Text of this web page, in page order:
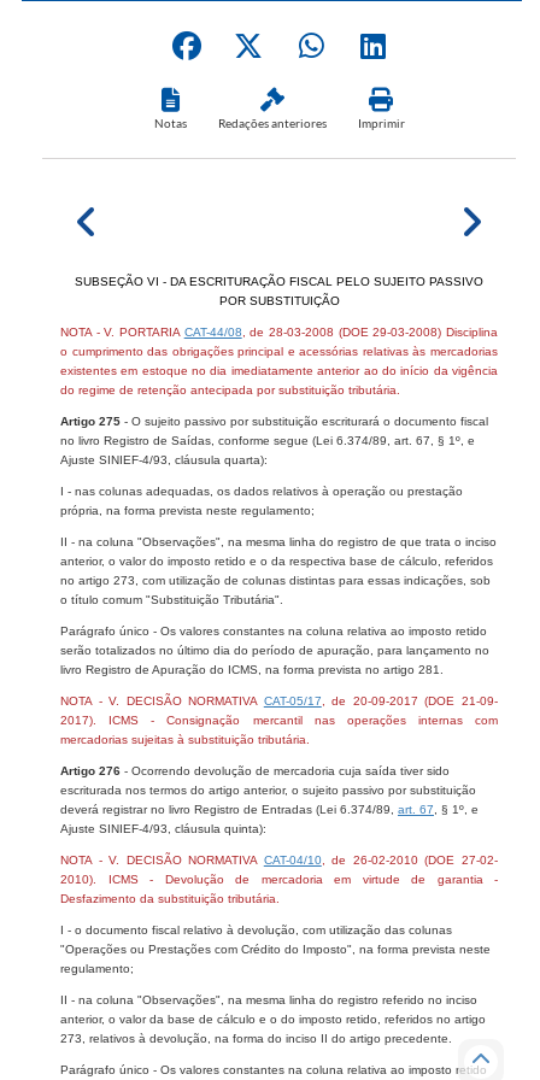
Notas Redações anteriores Imprimir
SUBSEÇÃO VI - DA ESCRITURAÇÃO FISCAL PELO SUJEITO PASSIVO
POR SUBSTITUIÇÃO
NOTA - V. PORTARIA CAT-44/08 , de 28-03-2008 (DOE 29-03-2008) Disciplina
o cumprimento das obrigações principal e acessórias relativas às mercadorias
existentes em estoque no dia imediatamente anterior ao do início da vigência
do regime de retenção antecipada por substituição tributária.
Artigo 275 - O sujeito passivo por substituição escriturará o documento fiscal
no livro Registro de Saídas, conforme segue (Lei 6.374/89, art. 67, § 1º, e
Ajuste SINIEF-4/93, cláusula quarta):
I - nas colunas adequadas, os dados relativos à operação ou prestação
própria, na forma prevista neste regulamento;
II - na coluna "Observações", na mesma linha do registro de que trata o inciso
anterior, o valor do imposto retido e o da respectiva base de cálculo, referidos
no artigo 273, com utilização de colunas distintas para essas indicações, sob
o título comum "Substituição Tributária".
Parágrafo único - Os valores constantes na coluna relativa ao imposto retido
serão totalizados no último dia do período de apuração, para lançamento no
livro Registro de Apuração do ICMS, na forma prevista no artigo 281.
NOTA - V. DECISÃO NORMATIVA CAT-05/17 , de 20-09-2017 (DOE 21-09-
2017). ICMS - Consignação mercantil nas operações internas com
mercadorias sujeitas à substituição tributária.
Artigo 276 - Ocorrendo devolução de mercadoria cuja saída tiver sido
escriturada nos termos do artigo anterior, o sujeito passivo por substituição
deverá registrar no livro Registro de Entradas (Lei 6.374/89, art. 67 , § 1º, e
Ajuste SINIEF-4/93, cláusula quinta):
NOTA - V. DECISÃO NORMATIVA CAT-04/10, de 26-02-2010 (DOE 27-02-
2010). ICMS - Devolução de mercadoria em virtude de garantia -
Desfazimento da substituição tributária.
I - o documento fiscal relativo à devolução, com utilização das colunas
"Operações ou Prestações com Crédito do Imposto", na forma prevista neste
regulamento;
II - na coluna "Observações", na mesma linha do registro referido no inciso
anterior, o valor da base de cálculo e o do imposto retido, referidos no artigo
273, relativos à devolução, na forma do inciso II do artigo precedente.
Parágrafo único - Os valores constantes na coluna relativa ao imposto retido